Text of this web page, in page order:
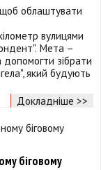
щоб облаштувати
вулицями
Мета –
зібрати
який будують
Докладніше >>
біговому